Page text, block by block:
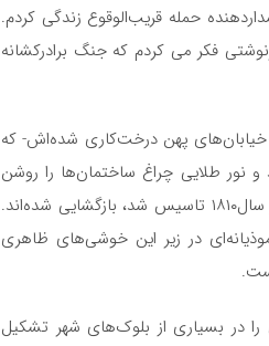
حمله قریب‌الوقوع زندگی کردم.
فکر می کردم که جنگ برادرکشانه
پهن درخت‌‌کاری شده‌‌اش- که
و نور طلایی چراغ ساختمان‌ها را روشن
کرده، ظاهری از زندگی روزمره بازگشته است. رستوران‌‌ها و تئاتر معروف اپرا که در سال۱۸۱۰ تاسیس شد، بازگشایی شده‌‌اند.
در زیر این خوشی‌های ظاهری
در بسیاری از بلوک‌های شهر تشکیل